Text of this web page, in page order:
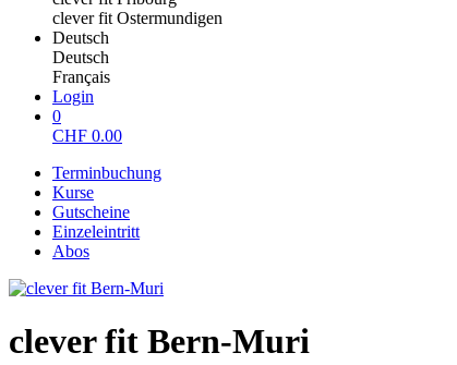
clever fit Ostermundigen
Deutsch
Deutsch
Français
Login
0
CHF 0.00
Terminbuchung
Kurse
Gutscheine
Einzeleintritt
Abos
clever fit Bern-Muri